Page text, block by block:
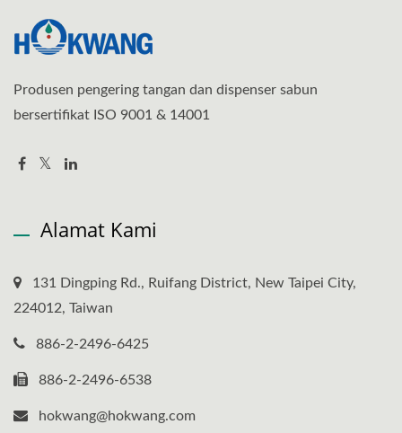
Produsen pengering tangan dan dispenser sabun
bersertifikat ISO 9001 & 14001
Alamat Kami
131 Dingping Rd., Ruifang District, New Taipei City,
224012, Taiwan
886-2-2496-6425
886-2-2496-6538
hokwang@hokwang.com